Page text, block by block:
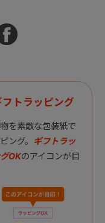
フトラッピング
を素敵な包装紙で
ング。 ギフトラッ
OKのアイコンが目